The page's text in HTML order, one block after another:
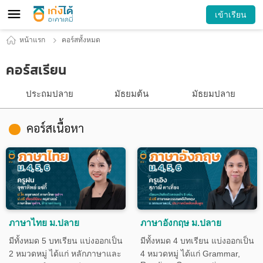
เข้าเรียน
หน้าแรก คอร์สทั้งหมด
คอร์สเรียน
ประถมปลาย มัธยมต้น มัธยมปลาย
คอร์สเนื้อหา
ภาษาไทย ม.ปลาย
มีทั้งหมด 5 บทเรียน แบ่งออกเป็น
2 หมวดหมู่ ได้แก่ หลักภาษาและ
ภาษาอังกฤษ ม.ปลาย
มีทั้งหมด 4 บทเรียน แบ่งออกเป็น
4 หมวดหมู่ ได้แก่ Grammar,